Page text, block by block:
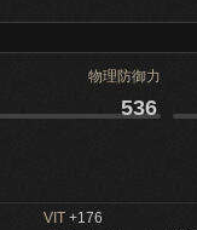
物理防御力
536
VIT +176